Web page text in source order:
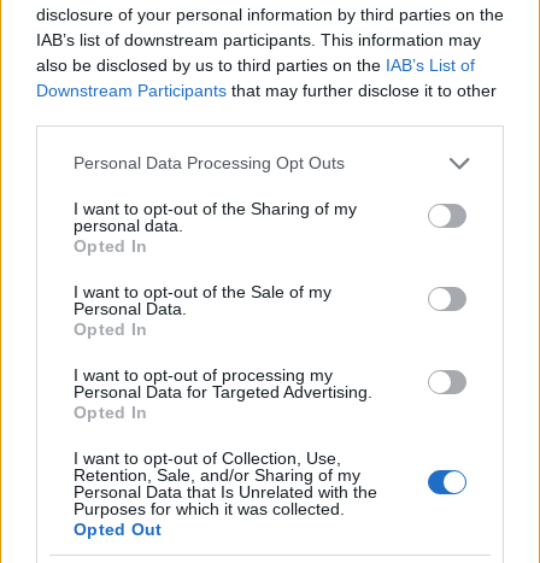
disclosure of your personal information by third parties on the
IAB’s list of downstream participants. This information may
also be disclosed by us to third parties on the IAB’s List of
Downstream Participants that may further disclose it to other
Please note that this website/app uses one or more Google
not limited to your visit or usage behaviour. You may click to
grant or deny consent to Google and its third-party tags to
use your data for below specified purposes in below Google
consent section.
Personal Data Processing Opt Outs
I want to opt-out of the Sharing of my
personal data.
Opted In
I want to opt-out of the Sale of my
Personal Data.
Opted In
I want to opt-out of processing my
Personal Data for Targeted Advertising.
Opted In
I want to opt-out of Collection, Use,
Retention, Sale, and/or Sharing of my
Personal Data that Is Unrelated with the
Purposes for which it was collected.
Opted Out